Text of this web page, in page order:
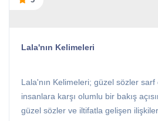
Lala'nın Kelimeleri
Lala'nın Kelimeleri; güzel sözler
insanlara karşı olumlu bir bakış
güzel sözler ve iltifatla gelişen